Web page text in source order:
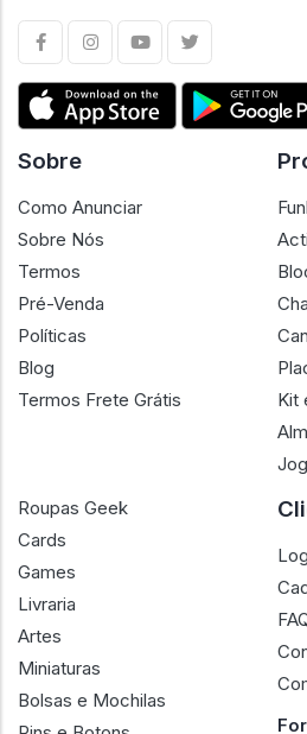
Sobre
Como Anunciar
Sobre Nós
Termos
Pré-Venda
Políticas
Blog
Termos Frete Grátis
Kit
Roupas Geek
Cards
Games
Livraria
Artes
Miniaturas
Bolsas e Mochilas